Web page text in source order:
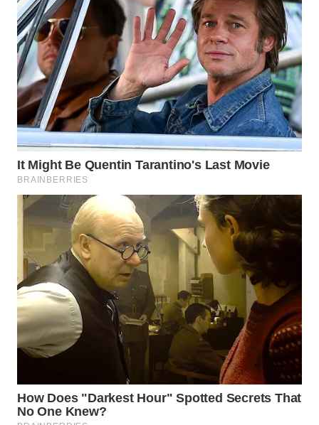
LABUANBAJO
WN
BORNEO
Wahana
Media
Group
WAHANA
NEWS
WAHANA
WAHANA
ADVOKAT
WAHANA
INFRASTRUKTUR
WAHANA